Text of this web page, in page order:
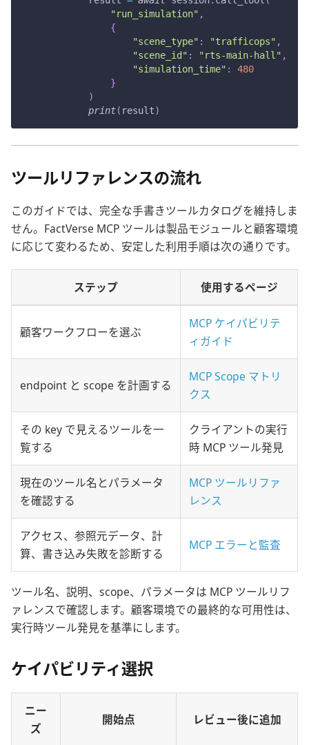
"run_simulation" ,
{
"scene_type" : "trafficops" ,
"scene_id" : "rts-main-hall" ,
"simulation_time" :
480
}
)
print( result)
ツールリファレンスの流れ
このガイドでは、完全な手書きツールカタログを維持しま
せん。FactVerse MCP ツールは製品モジュールと顧客環境
に応じて変わるため、安定した利用手順は次の通りです。
ステップ 使用するページ
顧客ワークフローを選ぶ
MCP ケイパビリテ
ィガイド
endpoint と scope を計画する
MCP Scope マトリ
クス
その key で見えるツールを一
覧する
クライアントの実行
時 MCP ツール発見
現在のツール名とパラメータ
を確認する
MCP ツールリファ
レンス
アクセス、参照元データ、計
算、書き込み失敗を診断する
MCP エラーと監査
ツール名、説明、scope、パラメータは MCP ツールリフ
ァレンスで確認します。顧客環境での最終的な可用性は、
実行時ツール発見を基準にします。
ケイパビリティ選択
ニー
ズ
開始点 レビュー後に追加